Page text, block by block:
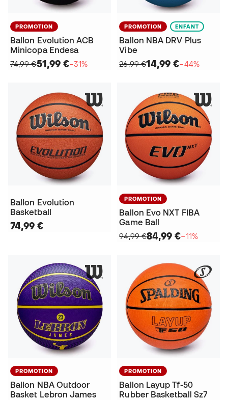
PROMOTION
Ballon Evolution ACB
Minicopa Endesa
74,99 €51,99 €−31%
PROMOTION ENFANT
Ballon NBA DRV Plus
Vibe
26,99 €14,99 €−44%
Ballon Evolution
Basketball
74,99 €
PROMOTION
Ballon Evo NXT FIBA
Game Ball
94,99 €84,99 €−11%
PROMOTION
Ballon NBA Outdoor
Basket Lebron James
PROMOTION
Ballon Layup Tf-50
Rubber Basketball Sz7